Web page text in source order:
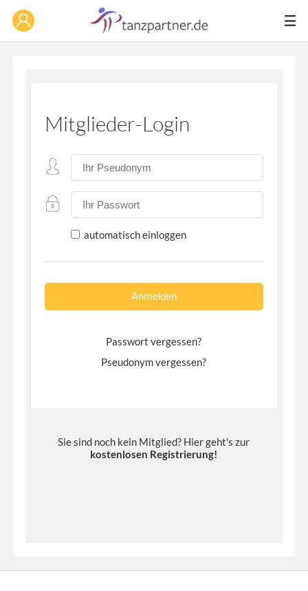
Mitglieder-Login
automatisch einloggen
Passwort vergessen?
Pseudonym vergessen?
Sie sind noch kein Mitglied? Hier geht's zur
kostenlosen Registrierung!